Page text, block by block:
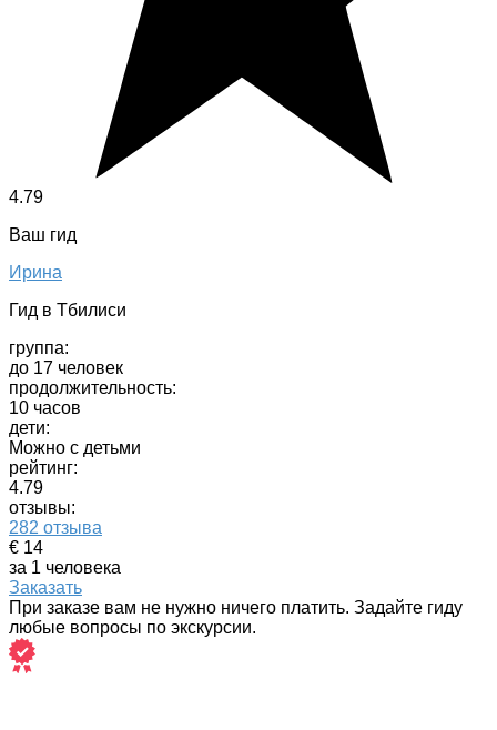
4.79
Ваш гид
Ирина
Гид в Тбилиси
группа:
до 17 человек
продолжительность:
10 часов
дети:
Можно с детьми
рейтинг:
4.79
отзывы:
282 отзыва
€ 14
за 1 человека
Заказать
При заказе вам не нужно ничего платить. Задайте гиду
любые вопросы по экскурсии.